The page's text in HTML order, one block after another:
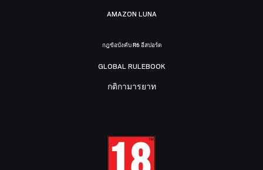
AMAZON LUNA
กฎข้อบังคับ R6 อีสปอร์ต
GLOBAL RULEBOOK
กติกามารยาท